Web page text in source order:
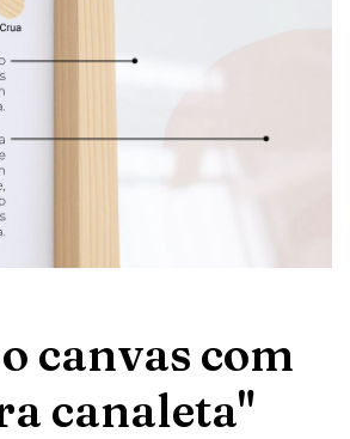
canvas com
canaleta"